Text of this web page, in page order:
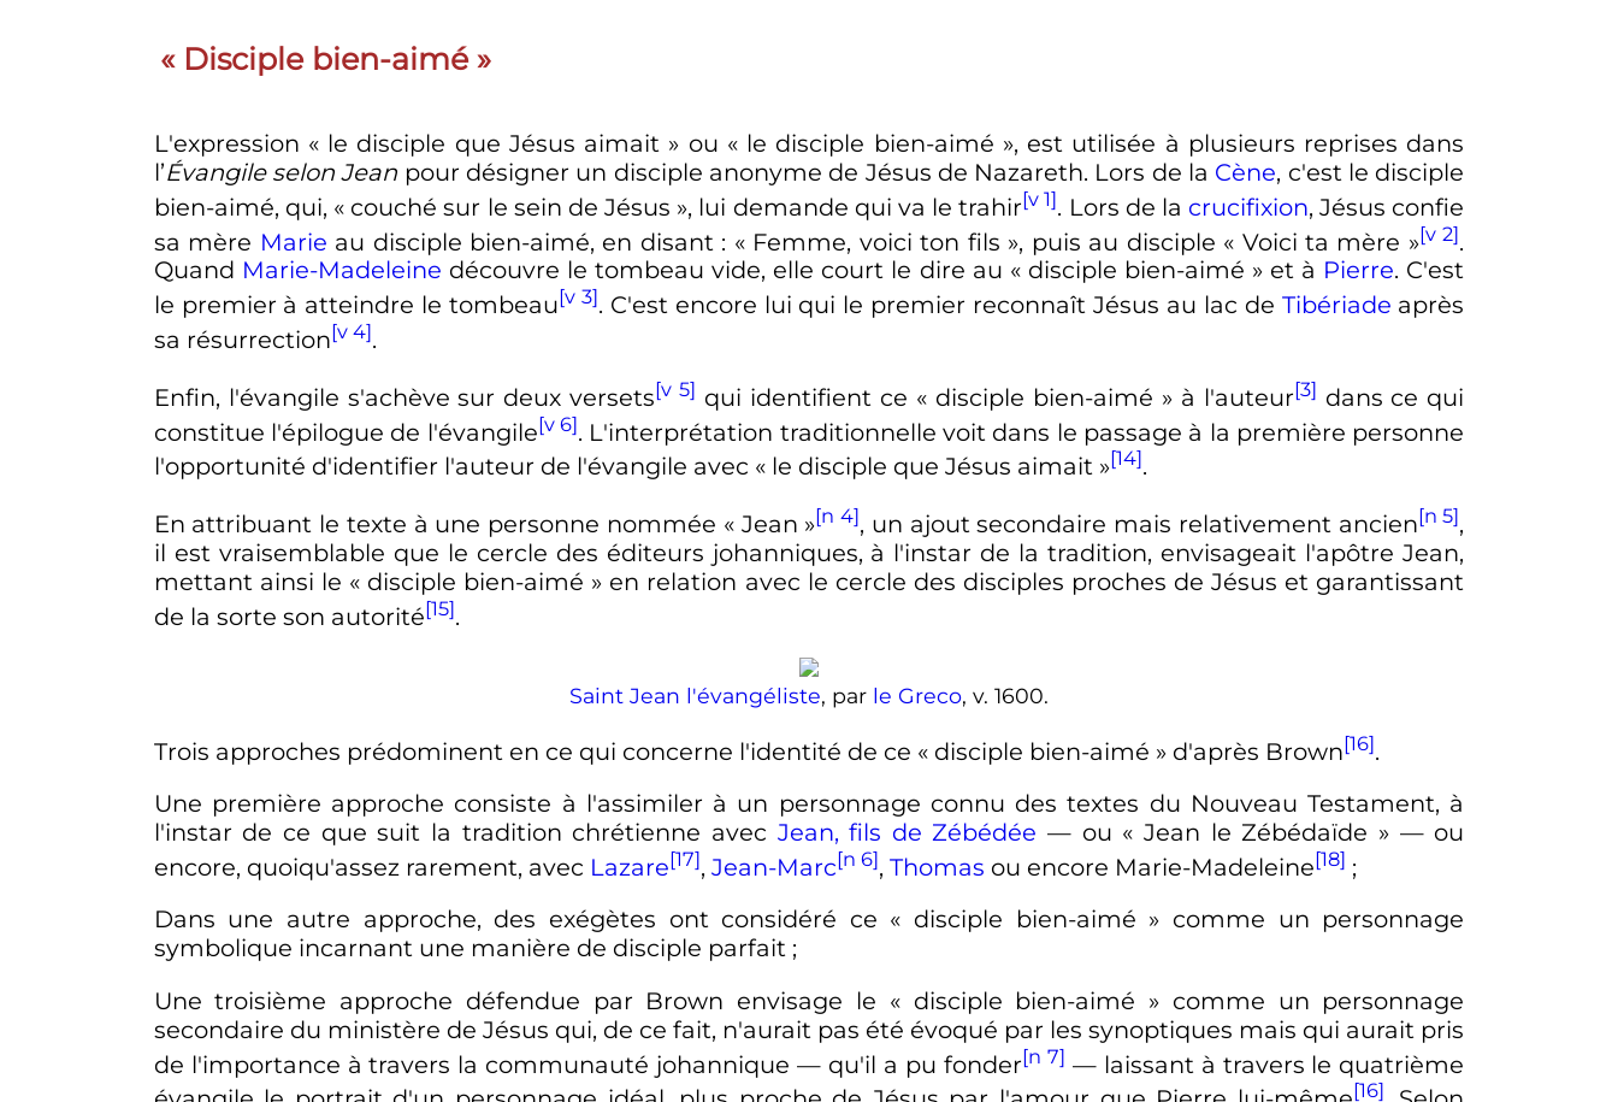
« Disciple bien-aimé »
L'expression « le disciple que Jésus aimait » ou « le disciple bien-aimé », est utilisée à plusieurs reprises dans
l’Évangile selon Jean pour désigner un disciple anonyme de Jésus de Nazareth. Lors de la Cène, c'est le disciple
bien-aimé, qui, « couché sur le sein de Jésus », lui demande qui va le trahir[v 1]. Lors de la crucifixion, Jésus confie
sa mère Marie au disciple bien-aimé, en disant : « Femme, voici ton fils », puis au disciple « Voici ta mère »[v 2].
Quand Marie-Madeleine découvre le tombeau vide, elle court le dire au « disciple bien-aimé » et à Pierre. C'est
le premier à atteindre le tombeau[v 3]. C'est encore lui qui le premier reconnaît Jésus au lac de Tibériade après
sa résurrection[v 4].
Enfin, l'évangile s'achève sur deux versets[v 5] qui identifient ce « disciple bien-aimé » à l'auteur[3] dans ce qui
constitue l'épilogue de l'évangile[v 6]. L'interprétation traditionnelle voit dans le passage à la première personne
l'opportunité d'identifier l'auteur de l'évangile avec « le disciple que Jésus aimait »[14].
En attribuant le texte à une personne nommée « Jean »[n 4], un ajout secondaire mais relativement ancien[n 5],
il est vraisemblable que le cercle des éditeurs johanniques, à l'instar de la tradition, envisageait l'apôtre Jean,
mettant ainsi le « disciple bien-aimé » en relation avec le cercle des disciples proches de Jésus et garantissant
de la sorte son autorité[15].
Saint Jean l'évangéliste, par le Greco, v. 1600.
Trois approches prédominent en ce qui concerne l'identité de ce « disciple bien-aimé » d'après Brown[16].
Une première approche consiste à l'assimiler à un personnage connu des textes du Nouveau Testament, à
l'instar de ce que suit la tradition chrétienne avec Jean, fils de Zébédée — ou « Jean le Zébédaïde » —ou
encore, quoiqu'assez rarement, avec Lazare[17], Jean-Marc[n 6], Thomas ou encore Marie-Madeleine[18] ;
Dans une autre approche, des exégètes ont considéré ce « disciple bien-aimé » comme un personnage
symbolique incarnant une manière de disciple parfait ;
Une troisième approche défendue par Brown envisage le « disciple bien-aimé » comme un personnage
secondaire du ministère de Jésus qui, de ce fait, n'aurait pas été évoqué par les synoptiques mais qui aurait pris
de l'importance à travers la communauté johannique— qu'il a pu fonder[n 7] —laissant à travers le quatrième
[16]